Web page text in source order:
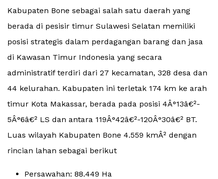
Kabupaten Bone sebagai salah satu daerah yang
berada di pesisir timur Sulawesi Selatan memiliki
posisi strategis dalam perdagangan barang dan jasa
di Kawasan Timur Indonesia yang secara
administratif terdiri dari 27 kecamatan, 328 desa dan
44 kelurahan. Kabupaten ini terletak 174 km ke arah
timur Kota Makassar, berada pada posisi 4Â°13â€²-
5Â°6â€² LS dan antara 119Â°42â€²-120Â°30â€² BT.
Luas wilayah Kabupaten Bone 4.559 kmÂ² dengan
rincian lahan sebagai berikut
Persawahan: 88.449 Ha